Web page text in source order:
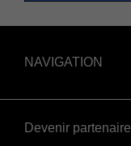
NAVIGATION
Devenir partenaire